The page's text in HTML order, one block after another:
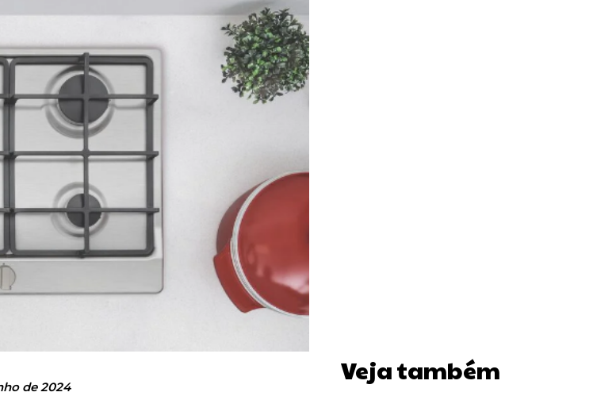
de 2024
Veja também